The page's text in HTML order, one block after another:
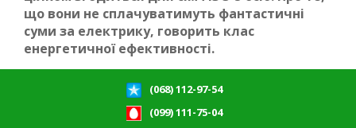
що вони не сплачуватимуть фантастичні
суми за електрику, говорить клас
енергетичної ефективності.
(068) 112-97-54
(099) 111-75-04